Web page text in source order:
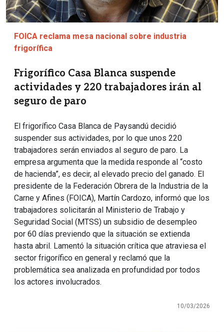
FOICA reclama mesa nacional sobre industria
frigorífica
Frigorífico Casa Blanca suspende
actividades y 220 trabajadores irán al
seguro de paro
El frigorífico Casa Blanca de Paysandú decidió
suspender sus actividades, por lo que unos 220
trabajadores serán enviados al seguro de paro. La
empresa argumenta que la medida responde al “costo
de hacienda”, es decir, al elevado precio del ganado. El
presidente de la Federación Obrera de la Industria de la
Carne y Afines (FOICA), Martín Cardozo, informó que los
trabajadores solicitarán al Ministerio de Trabajo y
Seguridad Social (MTSS) un subsidio de desempleo
por 60 días previendo que la situación se extienda
hasta abril. Lamentó la situación crítica que atraviesa el
sector frigorífico en general y reclamó que la
problemática sea analizada en profundidad por todos
los actores involucrados.
10/03/2026